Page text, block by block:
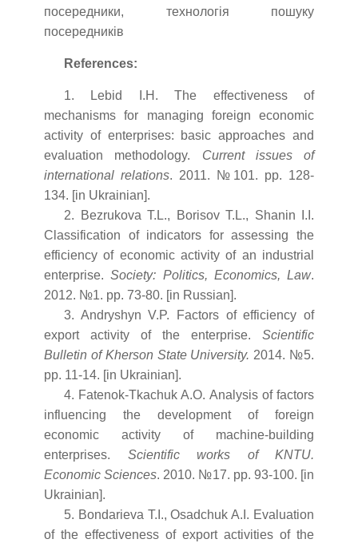
посередники, технологія пошуку
посередників
References:
1. Lebid I.H. The effectiveness of
mechanisms for managing foreign economic
activity of enterprises: basic approaches and
evaluation methodology. Current issues of
international relations. 2011. №101. pp. 128-
134. [in Ukrainian].
2. Bezrukova T.L., Borisov T.L., Shanin I.I.
Classification of indicators for assessing the
efficiency of economic activity of an industrial
enterprise.Society: Politics, Economics, Law.
2012. №1. pp. 73-80. [in Russian].
3. Andryshyn V.P. Factors of efficiency of
export activity of the enterprise. Scientific
Bulletin of Kherson State University. 2014. №5.
pp. 11-14. [in Ukrainian].
4. Fatenok-Tkachuk A.O. Analysis of factors
influencing the development of foreign
economic activity of machine-building
enterprises. Scientific works of KNTU.
Economic Sciences. 2010. №17. pp. 93-100. [in
Ukrainian].
5. Bondarieva T.I., Osadchuk A.I. Evaluation
of the effectiveness of export activities of the